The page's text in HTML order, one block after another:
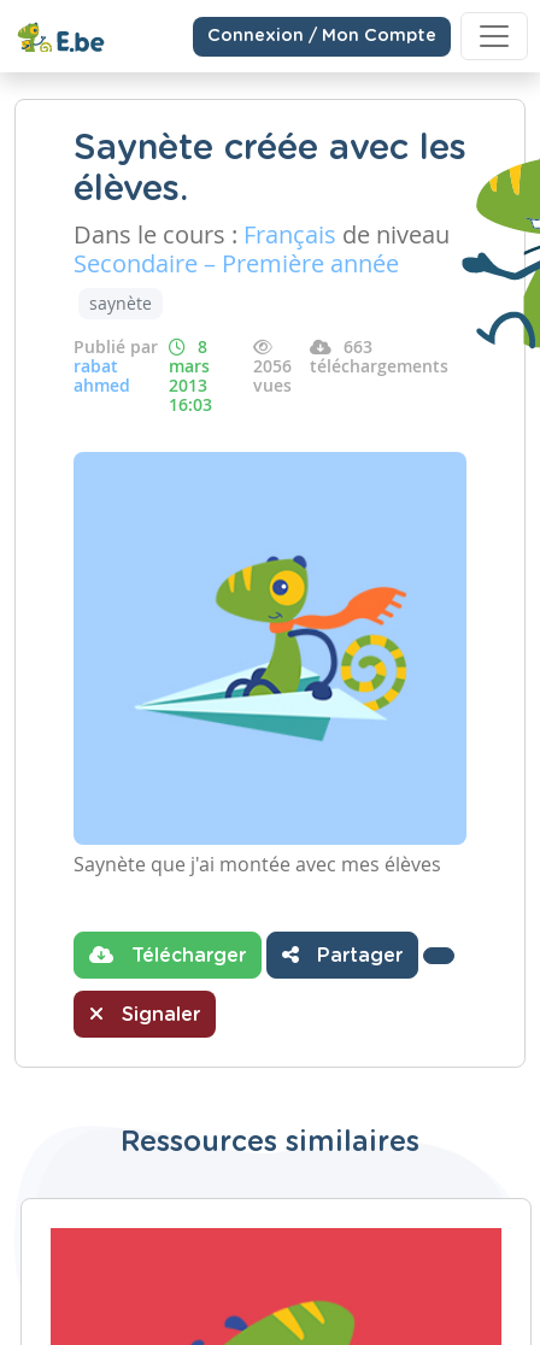
Connexion / Mon Compte
Saynète créée avec les
élèves.
Dans le cours : Français de niveau
Secondaire – Première année
saynète
Publié par
rabat
ahmed
8
mars
2013
16:03
2056
vues
663
téléchargements
Saynète que j'ai montée avec mes élèves
Télécharger Partager
Signaler
Ressources similaires